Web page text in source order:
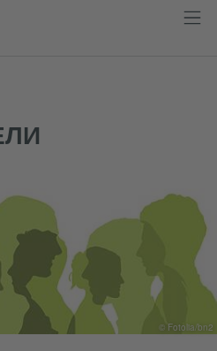
© Fotolia/bn2